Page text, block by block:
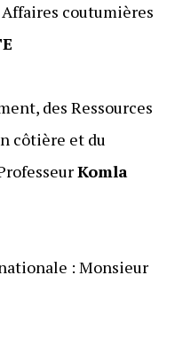
coutumières
des Ressources
côtière et du
Komla
: Monsieur